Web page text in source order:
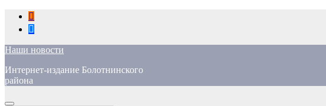
Перейти
содержимому
Наши новости
Интернет-издание Болотнинского
района